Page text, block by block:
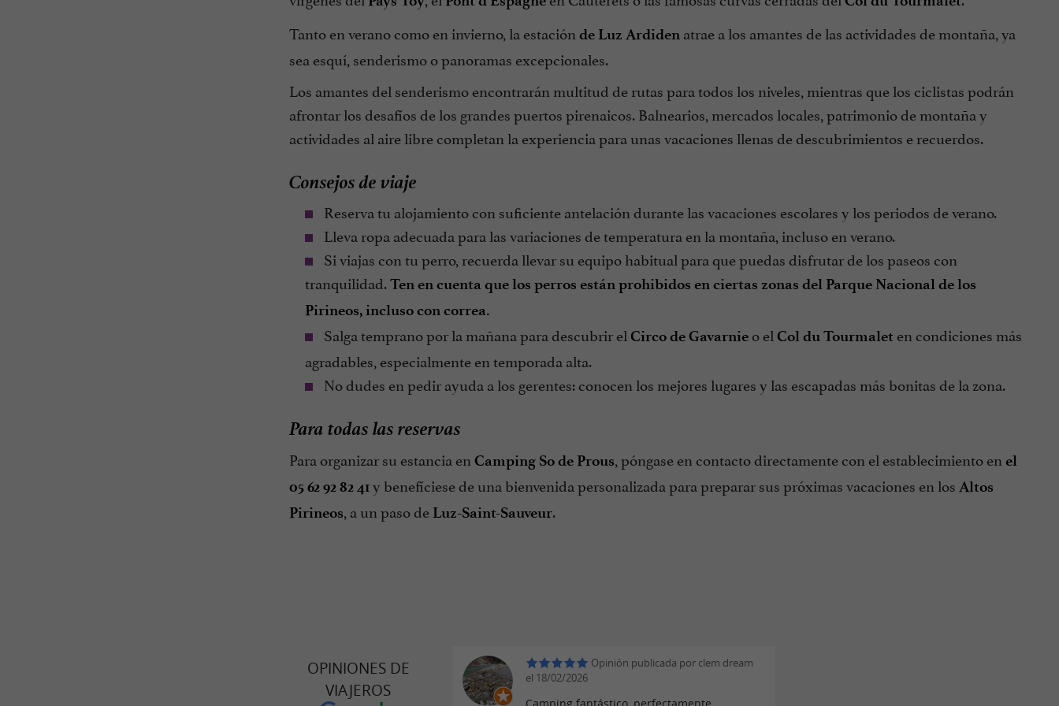
Tanto en verano como en invierno, la estación de Luz Ardiden atrae a los amantes de las actividades de montaña, ya
sea esquí, senderismo o panoramas excepcionales.
Los amantes del senderismo encontrarán multitud de rutas para todos los niveles, mientras que los ciclistas podrán
afrontar los desafíos de los grandes puertos pirenaicos. Balnearios, mercados locales, patrimonio de montaña y
actividades al aire libre completan la experiencia para unas vacaciones llenas de descubrimientos e recuerdos.
Consejos de viaje
Reserva tu alojamiento con suficiente antelación durante las vacaciones escolares y los periodos de verano.
Lleva ropa adecuada para las variaciones de temperatura en la montaña, incluso en verano.
Si viajas con tu perro, recuerda llevar su equipo habitual para que puedas disfrutar de los paseos con
tranquilidad.Ten en cuenta que los perros están prohibidos en ciertas zonas del Parque Nacional de los
Pirineos, incluso con correa.
Salga temprano por la mañana para descubrir el Circo de Gavarnieo el Col du Tourmalet en condiciones más
agradables, especialmente en temporada alta.
No dudes en pedir ayuda a los gerentes: conocen los mejores lugares y las escapadas más bonitas de la zona.
Para todas las reservas
Para organizar su estancia en Camping So de Prous, póngase en contacto directamente con el establecimiento en el
05 62 92 82 41y benefíciese de una bienvenida personalizada para preparar sus próximas vacaciones en los Altos
Pirineos, a un paso de Luz-Saint-Sauveur.
OPINIONES DE
VIAJEROS
Opinión publicada por clem dream
el 18/02/2026